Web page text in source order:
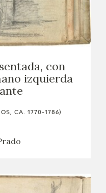
con
izquierda
CA. 1770-1786)